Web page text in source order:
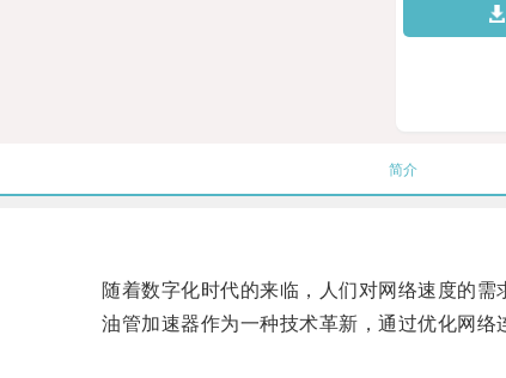
简介
随着数字化时代的来临，人们对网络速度的需
油管加速器作为一种技术革新，通过优化网络